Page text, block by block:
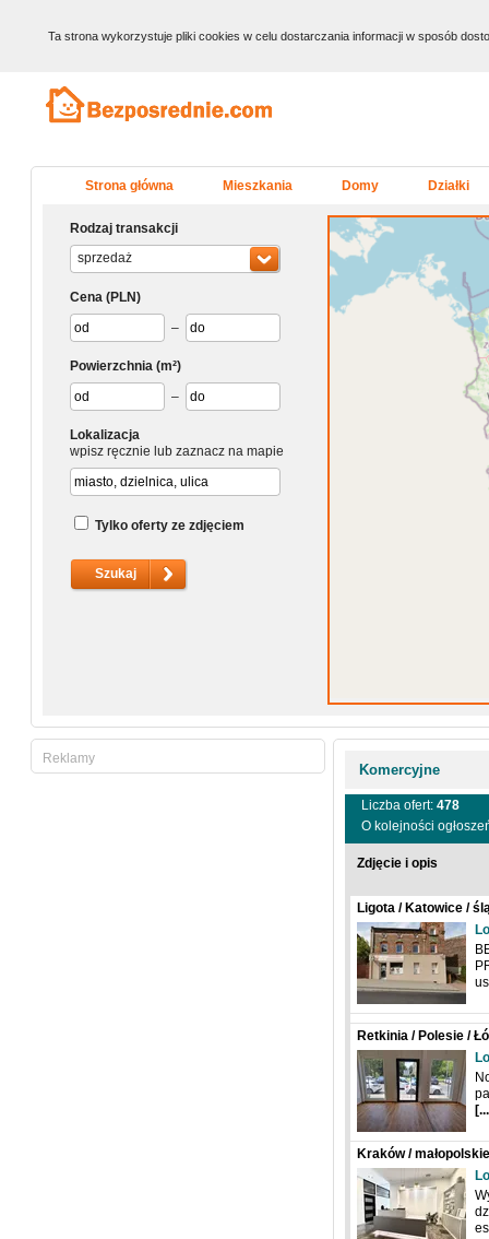
Ta strona wykorzystuje pliki cookies w celu dostarczania informacji w sposób
Strona główna Mieszkania Domy Działki
Rodzaj transakcji
sprzedaż
Cena (PLN)
–
Powierzchnia (m²)
–
Lokalizacja
wpisz ręcznie lub zaznacz na mapie
Tylko oferty ze zdjęciem
Komercyjne
Liczba ofert: 478
O kolejności
Zdjęcie i opis
Ligota / Katowice /
Retkinia / Polesie /
Kraków /
Reklamy